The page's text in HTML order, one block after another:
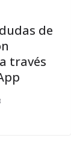
de
través